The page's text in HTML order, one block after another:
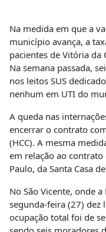
Na medida em que a
município avança, a
pacientes de Vitória da
Na semana passada,
nos leitos SUS
nenhum em UTI do
A queda nas
encerrar o contrato
(HCC). A mesma
em relação ao contrato
Paulo, da Santa Casa
No São Vicente, onde
segunda-feira (27) dez
ocupação total foi de